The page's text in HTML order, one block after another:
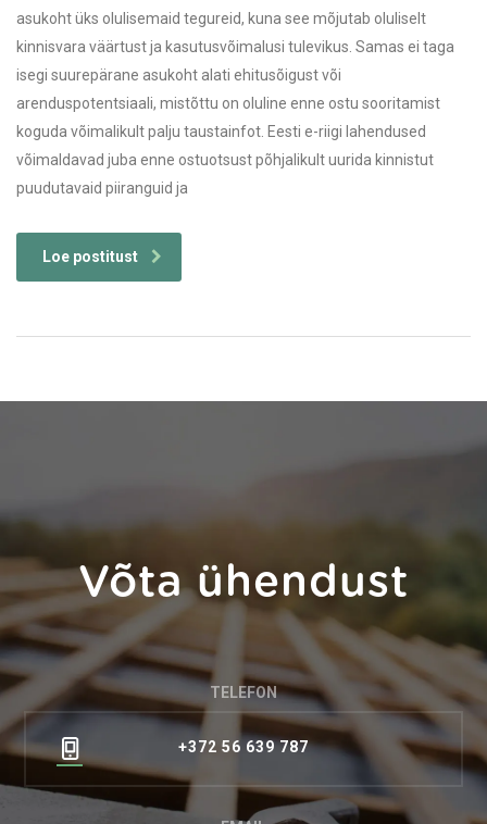
asukoht üks olulisemaid tegureid, kuna see mõjutab oluliselt
kinnisvara väärtust ja kasutusvõimalusi tulevikus. Samas ei taga
isegi suurepärane asukoht alati ehitusõigust või
arenduspotentsiaali, mistõttu on oluline enne ostu sooritamist
koguda võimalikult palju taustainfot. Eesti e-riigi lahendused
võimaldavad juba enne ostuotsust põhjalikult uurida kinnistut
puudutavaid piiranguid ja
Loe postitust
Võta ühendust
TELEFON
+372 56 639 787